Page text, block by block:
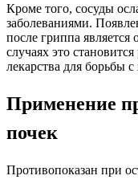
Кроме того, сосуды
заболеваниями.
после гриппа
случаях это
лекарства для борьбы
Применение
почек
Противопоказан при